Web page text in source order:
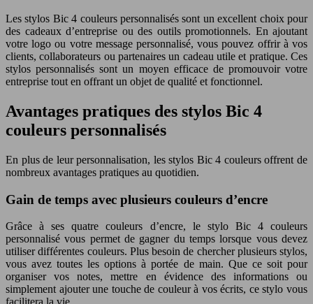
Les stylos Bic 4 couleurs personnalisés sont un excellent choix pour
des cadeaux d’entreprise ou des outils promotionnels. En ajoutant
votre logo ou votre message personnalisé, vous pouvez offrir à vos
clients, collaborateurs ou partenaires un cadeau utile et pratique. Ces
stylos personnalisés sont un moyen efficace de promouvoir votre
entreprise tout en offrant un objet de qualité et fonctionnel.
Avantages pratiques des stylos Bic 4
couleurs personnalisés
En plus de leur personnalisation, les stylos Bic 4 couleurs offrent de
nombreux avantages pratiques au quotidien.
Gain de temps avec plusieurs couleurs d’encre
Grâce à ses quatre couleurs d’encre, le stylo Bic 4 couleurs
personnalisé vous permet de gagner du temps lorsque vous devez
utiliser différentes couleurs. Plus besoin de chercher plusieurs stylos,
vous avez toutes les options à portée de main. Que ce soit pour
organiser vos notes, mettre en évidence des informations ou
simplement ajouter une touche de couleur à vos écrits, ce stylo vous